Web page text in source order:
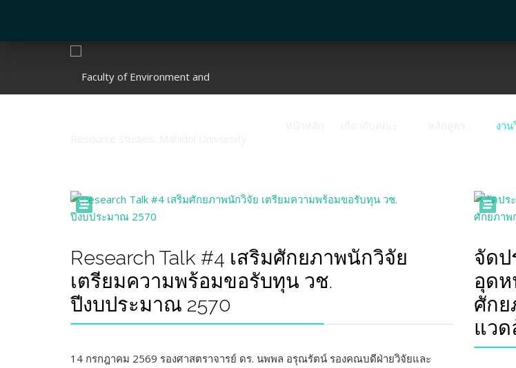
งา
Research Talk #4 เสริมศักยภาพนักวิจัย
เตรียมความพร้อมขอรับทุน วช.
ปีงบประมาณ 2570
14 กรกฎาคม 2569 รองศาสตราจารย์ ดร. นพพล อรุณรัตน์ รองคณบดีฝ่ายวิจัยและ
จัดป
อุดห
ศักย
แว